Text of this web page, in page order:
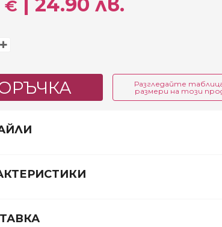
€
Разгледайте
размери на този